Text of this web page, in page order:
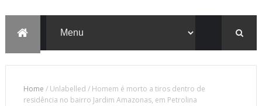
Home /Unlabelled / Homem é morto a tiros dentro de
residência no bairro Jardim Amazonas, em Petrolina